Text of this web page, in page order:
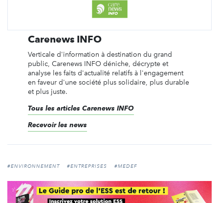
Carenews INFO
Verticale d'information à destination du grand
public, Carenews INFO déniche, décrypte et
analyse les faits d'actualité relatifs à l'engagement
en faveur d'une société plus solidaire, plus durable
et plus juste.
Tous les articles Carenews INFO
Recevoir les news
#ENVIRONNEMENT #ENTREPRISES #MEDEF